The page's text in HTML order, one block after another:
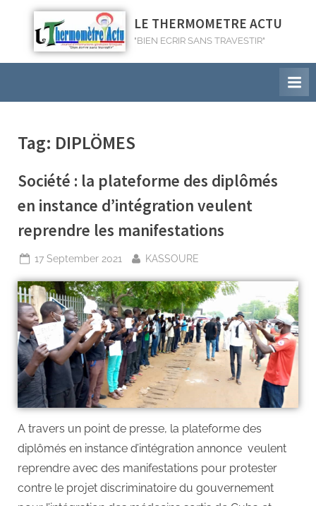
LE THERMOMETRE ACTU
"BIEN ECRIR SANS TRAVESTIR"
Tag: DIPLÖMES
Société : la plateforme des diplômés
en instance d’intégration veulent
reprendre les manifestations
17 September 2021 KASSOURE
A travers un point de presse, la plateforme des
diplômés en instance d’intégration annonce veulent
reprendre avec des manifestations pour protester
contre le projet discriminatoire du gouvernement